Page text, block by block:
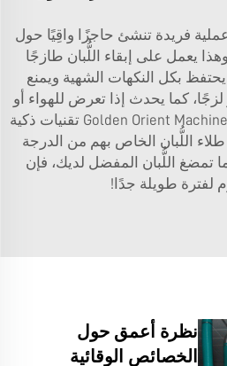
عملية فريدة تنشئ حاجزًا واقِيًا حول
وهذا يعمل على إبقاء اللُّبان طازجًا
بكل النكهات الشهية ويمنع
لزجًا، كما يحدث إذا تعرض للهواء أو
الرطوبة. تستخدم شركة Golden Orient Machinery تقنيات ذكية
اللُّبان الخاص بهم من الدرجة
تمضغ اللُّبان المفضل لديك، فإن
لفترة طويلة جدًا!
نظرة أعمق حول
الخصائص الوقائية